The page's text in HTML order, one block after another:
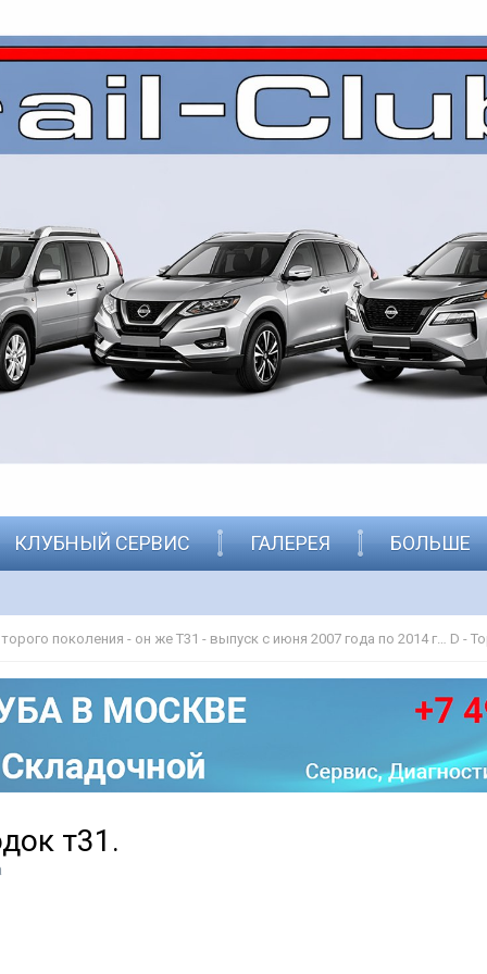
КЛУБНЫЙ СЕРВИС ГАЛЕРЕЯ БОЛЬШЕ
Nissan X-Trail второго поколения - он же Т31 - выпуск с июня 2007 года по 2014 год D -
т31.